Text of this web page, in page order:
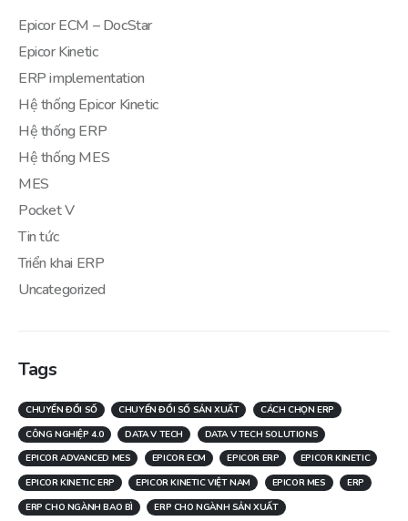
Epicor ECM – DocStar
Epicor Kinetic
ERP implementation
Hệ thống Epicor Kinetic
Hệ thống ERP
Hệ thống MES
MES
Pocket V
Tin tức
Triển khai ERP
Uncategorized
Tags
CHUYỂN ĐỔI SỐ CHUYỂN ĐỔI SỐ SẢN XUẤT
CÁCH CHỌN ERP
CÔNG NGHIỆP 4.0
DATA V TECH
DATA V TECH SOLUTIONS
EPICOR ADVANCED MES
EPICOR ECM EPICOR ERP
EPICOR KINETIC
EPICOR KINETIC ERP
EPICOR KINETIC VIỆT NAM EPICOR MES
ERP
ERP CHO NGÀNH BAO BÌ
ERP CHO NGÀNH SẢN XUẤT